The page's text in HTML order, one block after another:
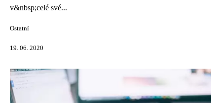
v&nbsp;celé své...
Ostatní
19. 06. 2020